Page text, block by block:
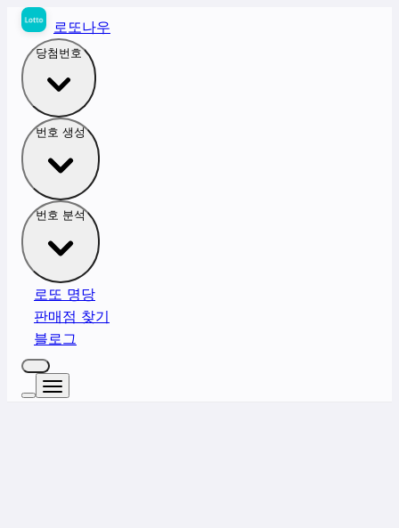
로또나우
당첨번호
번호 생성
번호 분석
로또 명당
판매점 찾기
블로그